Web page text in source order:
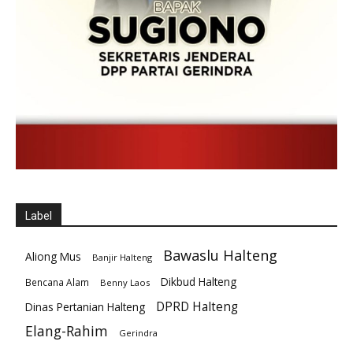
Label
Aliong Mus Banjir Halteng Bawaslu Halteng
Bencana Alam Benny Laos
Dikbud Halteng
Dinas Pertanian Halteng
DPRD Halteng
Elang-Rahim Gerindra